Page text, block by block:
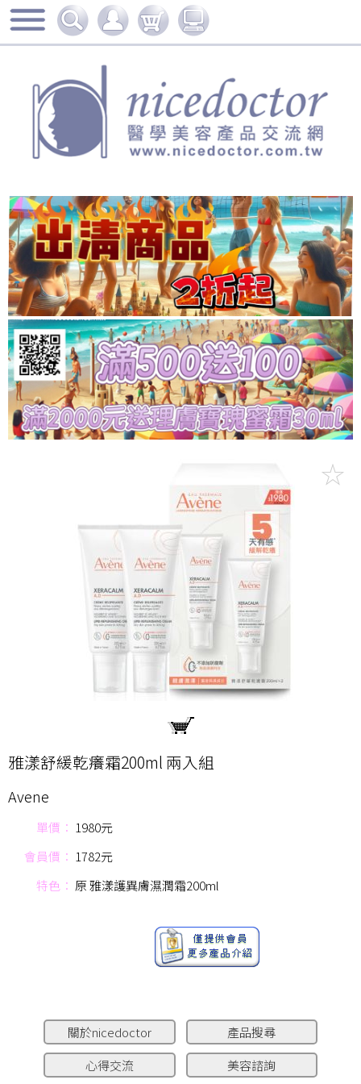
雅漾舒緩乾癢霜200ml 兩入組
Avene
單價： 1980元
會員價： 1782元
特色： 原 雅漾護異膚濕潤霜200ml
關於nicedoctor
產品搜尋
心得交流
美容諮詢